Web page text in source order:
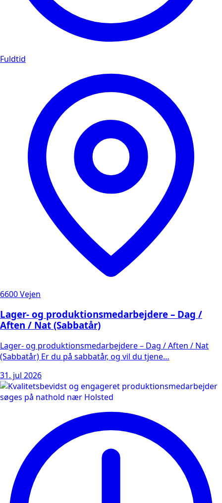
Fuldtid
6600 Vejen
Lager- og produktionsmedarbejdere – Dag /
Aften / Nat (Sabbatår)
Lager- og produktionsmedarbejdere – Dag / Aften / Nat
(Sabbatår) Er du på sabbatår, og vil du tjene…
31. jul 2026